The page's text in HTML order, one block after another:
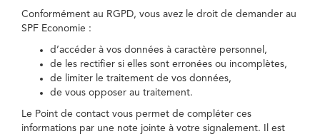
Conformément au RGPD, vous avez le droit de demander au
SPF Economie :
d’accéder à vos données à caractère personnel,
de les rectifier si elles sont erronées ou incomplètes,
de limiter le traitement de vos données,
de vous opposer au traitement.
Le Point de contact vous permet de compléter ces
informations par une note jointe à votre signalement. Il est